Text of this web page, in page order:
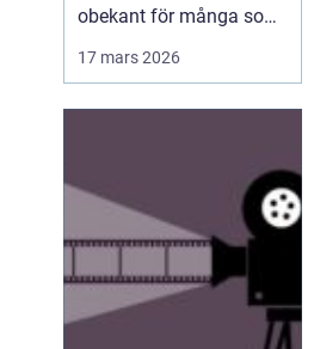
obekant för många som
17 mars 2026